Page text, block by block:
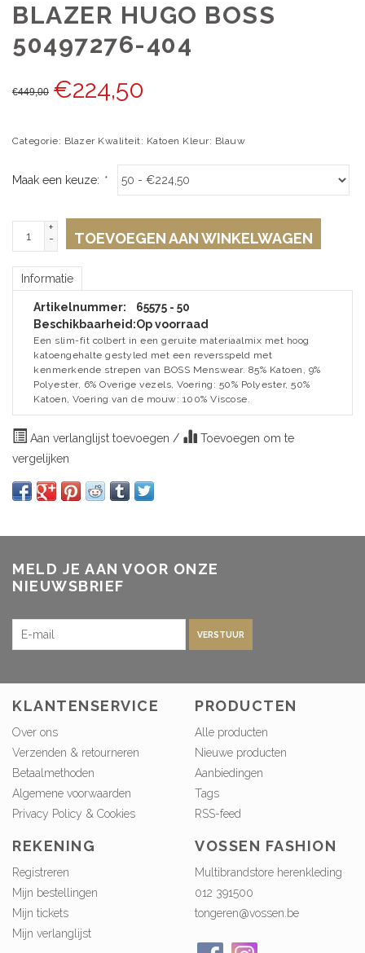
BLAZER HUGO BOSS
50497276-404
€449,00 €224,50
Categorie: Blazer Kwaliteit: Katoen Kleur: Blauw
Maak een keuze: *
+
-
TOEVOEGEN AAN WINKELWAGEN
Informatie
Artikelnummer:
65575 - 50
Beschikbaarheid:Op voorraad
Een slim-fit colbert in een geruite materiaalmix met hoog
katoengehalte gestyled met een reversspeld met
kenmerkende strepen van BOSS Menswear. 85% Katoen, 9%
Polyester, 6% Overige vezels, Voering: 50% Polyester, 50%
Katoen, Voering van de mouw: 100% Viscose.
Aan verlanglijst toevoegen /
Toevoegen om te
vergelijken
MELD JE AAN VOOR ONZE
NIEUWSBRIEF
VERSTUUR
KLANTENSERVICE
Over ons
Verzenden & retourneren
Betaalmethoden
Algemene voorwaarden
Privacy Policy & Cookies
PRODUCTEN
Alle producten
Nieuwe producten
Aanbiedingen
Tags
RSS-feed
REKENING
Registreren
Mijn bestellingen
Mijn tickets
Mijn verlanglijst
VOSSEN FASHION
Multibrandstore herenkleding
012 391500
tongeren@vossen.be